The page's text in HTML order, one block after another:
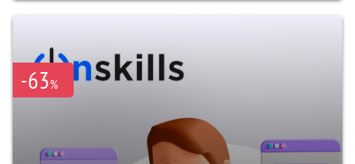
-63%